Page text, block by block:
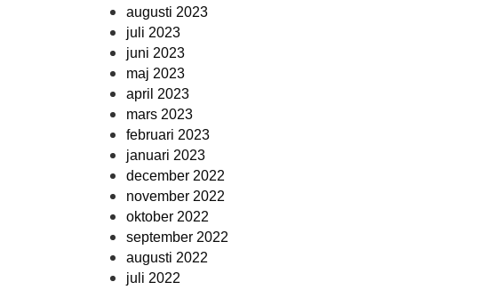
augusti 2023
juli 2023
juni 2023
maj 2023
april 2023
mars 2023
februari 2023
januari 2023
december 2022
november 2022
oktober 2022
september 2022
augusti 2022
juli 2022